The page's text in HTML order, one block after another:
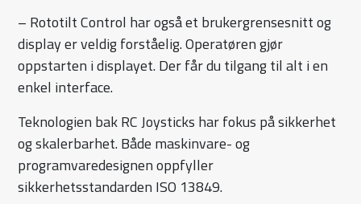
– Rototilt Control har også et brukergrensesnitt og
display er veldig forståelig. Operatøren gjør
oppstarten i displayet. Der får du tilgang til alt i en
enkel interface.
Teknologien bak RC Joysticks har fokus på sikkerhet
og skalerbarhet. Både maskinvare- og
programvaredesignen oppfyller
sikkerhetsstandarden ISO 13849.